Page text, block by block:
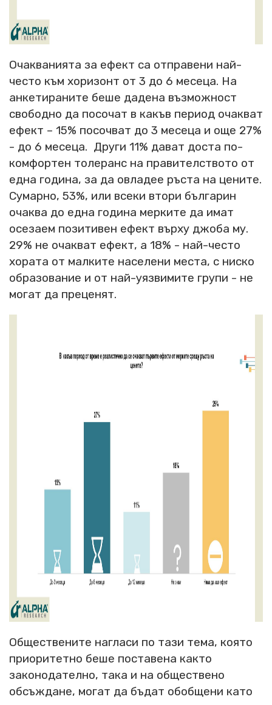
Очакванията за ефект са отправени най-
често към хоризонт от 3 до 6 месеца. На
анкетираните беше дадена възможност
свободно да посочат в какъв период очакват
ефект – 15% посочват до 3 месеца и още 27%
- до 6 месеца. Други 11% дават доста по-
комфортен толеранс на правителството от
една година, за да овладее ръста на цените.
Сумарно, 53%, или всеки втори българин
очаква до една година мерките да имат
осезаем позитивен ефект върху джоба му.
29% не очакват ефект, а 18% - най-често
хората от малките населени места, с ниско
образование и от най-уязвимите групи - не
могат да преценят.
Обществените нагласи по тази тема, която
приоритетно беше поставена както
законодателно, така и на обществено
обсъждане, могат да бъдат обобщени като